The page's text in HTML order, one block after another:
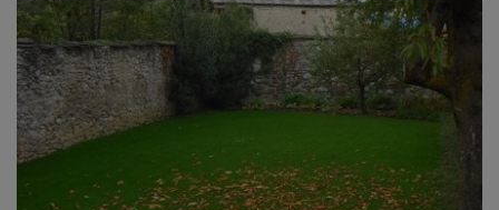
n